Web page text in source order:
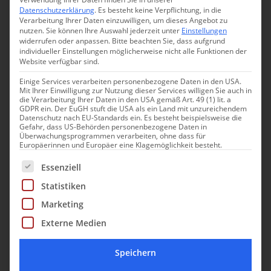
und Haar bietet die Serie noch ein hochwertiges
Massageöl, das mit drei verschiedenen Wirkstoffen
angereichert werden kann.
Unter der ProduktmarkeNaturalissind alle Kosmetika
und Nahrungsergänzungsmittel auf Aloe-Basis
zusammengefasst.
Diese Serie steht für die zeitlose Schönheit der Natur. Sie
beinhaltet Produkte für alle Altersklassen – von der
Babypflege bis zum Anti-Aging-Serum. Besonders das
überzeugt durch schnelles Einziehen
Datenschutzerklärung. Es besteht keine Verpflichtung, in die
Verarbeitung Ihrer Daten einzuwilligen, um dieses Angebot zu
nutzen.Sie können Ihre Auswahl jederzeit unter Einstellungen
widerrufen oder anpassen. Bitte beachten Sie, dass aufgrund
individueller Einstellungen möglicherweise nicht alle Funktionen der
Website verfügbar sind.
Einige Services verarbeiten personenbezogene Daten in den USA.
Mit Ihrer Einwilligung zur Nutzung dieser Services willigen Sie auch in
die Verarbeitung Ihrer Daten in den USA gemäß Art. 49 (1) lit. a
GDPR ein. Der EuGH stuft die USA als ein Land mit unzureichendem
Datenschutz nach EU-Standards ein. Es besteht beispielsweise die
Gefahr, dass US-Behörden personenbezogene Daten in
Überwachungsprogrammen verarbeiten, ohne dass für
Europäerinnen und Europäer eine Klagemöglichkeit besteht.
Es folgt eine Liste der Service-Gruppen, für die eine
Essenziell
Statistiken
Marketing
Externe Medien
Speichern